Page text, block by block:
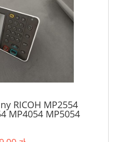
RICOH MP2554
MP4054 MP5054